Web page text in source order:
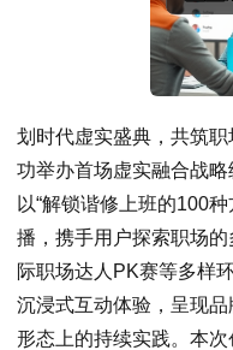
划时代虚实盛典，共筑
功举办首场虚实融合战
以“解锁谐修上班的100
播，携手用户探索职场
际职场达人PK赛等多样
沉浸式互动体验，呈现
形态上的持续实践。本